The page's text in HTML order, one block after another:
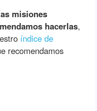
misiones
hacerlas,
índice de
recomendamos